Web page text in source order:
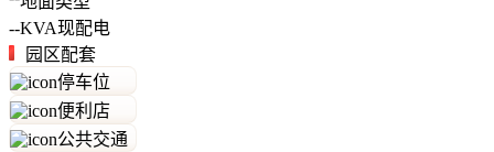
--KVA现配电
园区配套
停车位
便利店
公共交通